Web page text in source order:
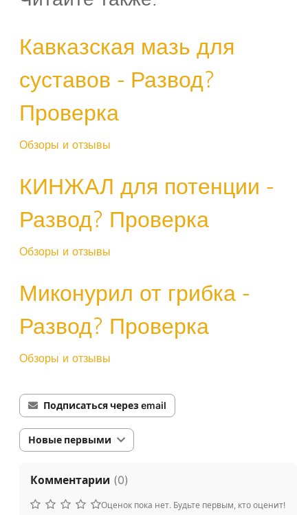
Кавказская мазь для
суставов - Развод?
Проверка
Обзоры и отзывы
КИНЖАЛ для потенции -
Развод? Проверка
Обзоры и отзывы
Миконурил от грибка -
Развод? Проверка
Обзоры и отзывы
Подписаться через email
Новые первыми
Комментарии (0)
Оценок пока нет. Будьте первым, кто оценит!